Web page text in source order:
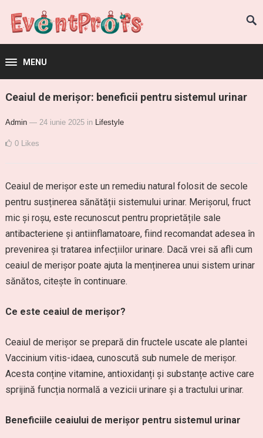
MENU
Ceaiul de merișor: beneficii pentru sistemul urinar
Admin — 24 iunie 2025 in Lifestyle
0 Likes
Ceaiul de merișor este un remediu natural folosit de secole
pentru susținerea sănătății sistemului urinar. Merișorul, fruct
mic și roșu, este recunoscut pentru proprietățile sale
antibacteriene și antiinflamatoare, fiind recomandat adesea în
prevenirea și tratarea infecțiilor urinare. Dacă vrei să afli cum
ceaiul de merișor poate ajuta la menținerea unui sistem urinar
sănătos, citește în continuare.
Ce este ceaiul de merișor?
Ceaiul de merișor se prepară din fructele uscate ale plantei
Vaccinium vitis-idaea, cunoscută sub numele de merișor.
Acesta conține vitamine, antioxidanți și substanțe active care
sprijină funcția normală a vezicii urinare și a tractului urinar.
Beneficiile ceaiului de merișor pentru sistemul urinar